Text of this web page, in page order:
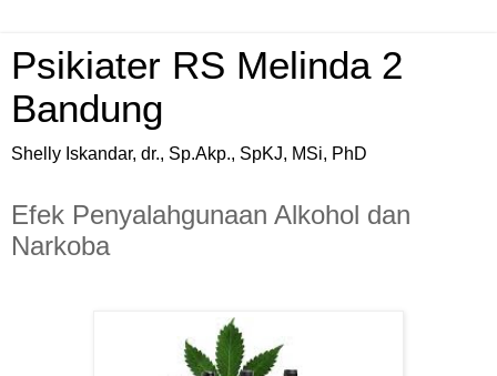
Psikiater RS Melinda 2
Bandung
Shelly Iskandar, dr., Sp.Akp., SpKJ, MSi, PhD
Efek Penyalahgunaan Alkohol dan
Narkoba